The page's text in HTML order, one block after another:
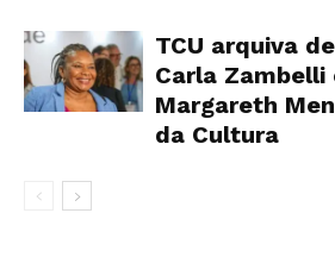
TCU arquiva
Carla Zambelli
Margareth
da Cultura